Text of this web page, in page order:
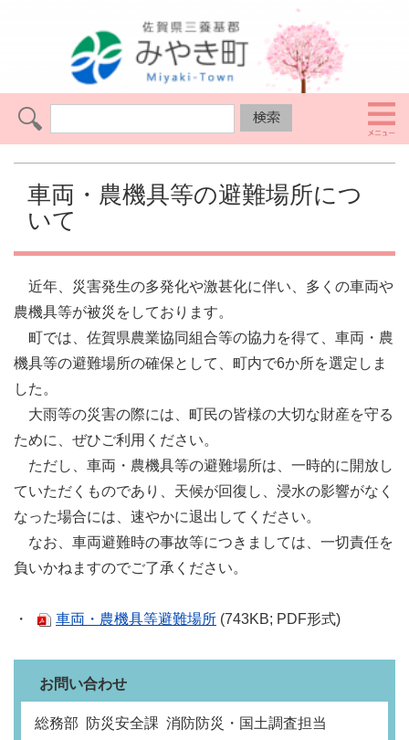
車両・農機具等の避難場所につ
いて
近年、災害発生の多発化や激甚化に伴い、多くの車両や
農機具等が被災をしております。
町では、佐賀県農業協同組合等の協力を得て、車両・農
機具等の避難場所の確保として、町内で6か所を選定しま
した。
大雨等の災害の際には、町民の皆様の大切な財産を守る
ために、ぜひご利用ください。
ただし、車両・農機具等の避難場所は、一時的に開放し
ていただくものであり、天候が回復し、浸水の影響がなく
なった場合には、速やかに退出してください。
なお、車両避難時の事故等につきましては、一切責任を
負いかねますのでご了承ください。
・ 車両・農機具等避難場所 (743KB; PDF形式)
お問い合わせ
総務部 防災安全課 消防防災・国土調査担当